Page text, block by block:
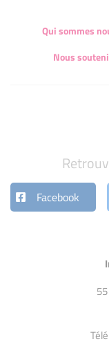
Qui sommes
Nous
Facebook